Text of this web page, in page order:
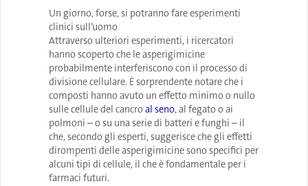
Un giorno, forse, si potranno fare esperimenti
clinici sull’uomo
Attraverso ulteriori esperimenti, i ricercatori
hanno scoperto che le asperigimicine
probabilmente interferiscono con il processo di
divisione cellulare. È sorprendente notare che i
composti hanno avuto un effetto minimo o nullo
sulle cellule del cancro al seno, al fegato o ai
polmoni – o su una serie di batteri e funghi – il
che, secondo gli esperti, suggerisce che gli effetti
dirompenti delle asperigimicine sono specifici per
alcuni tipi di cellule, il che è fondamentale per i
farmaci futuri.